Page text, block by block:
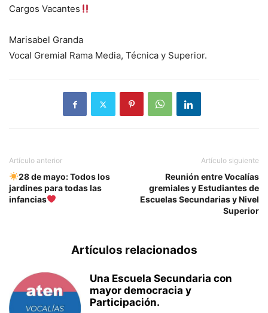
Cargos Vacantes
Marisabel Granda
Vocal Gremial Rama Media, Técnica y Superior.
Artículo anterior
28 de mayo: Todos los
jardines para todas las
infancias
Artículo siguiente
Reunión entre Vocalías
gremiales y Estudiantes de
Escuelas Secundarias y Nivel
Superior
Artículos relacionados
Una Escuela Secundaria con
mayor democracia y
Participación.